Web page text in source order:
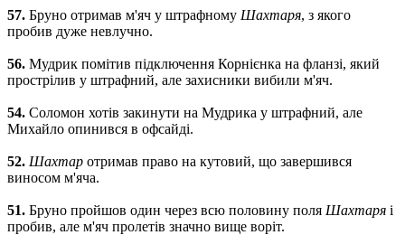
57. Бруно отримав м'яч у штрафному Шахтаря, з якого
пробив дуже невлучно.
56. Мудрик помітив підключення Корнієнка на фланзі, який
прострілив у штрафний, але захисники вибили м'яч.
54. Соломон хотів закинути на Мудрика у штрафний, але
Михайло опинився в офсайді.
52. Шахтар отримав право на кутовий, що завершився
виносом м'яча.
51. Бруно пройшов один через всю половину поля Шахтаря і
пробив, але м'яч пролетів значно вище воріт.